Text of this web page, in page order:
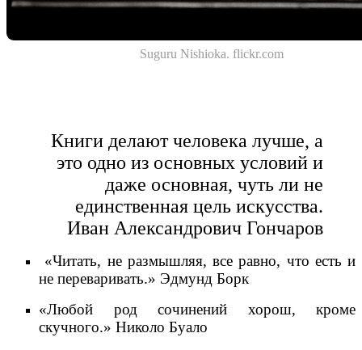
Suguru Nishioka. flickr.com
Книги делают человека лучше, а
это одно из основных условий и
даже основная, чуть ли не
единственная цель искусства.
Иван Александрович Гончаров
«Читать, не размышляя, все равно, что есть и
не переваривать.» Эдмунд Борк
«Любой род сочинений хорош, кроме
скучного.» Николо Буало